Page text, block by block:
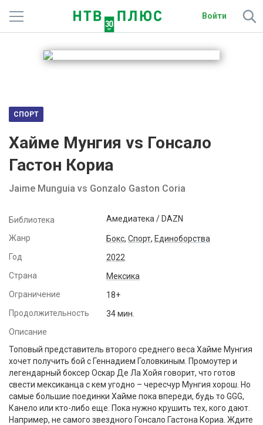
Войти
Телеканалы
Радио
Спутниковым абонентам
Активировать промокод
СПОРТ
Хайме Мунгия vs Гонсало
Гастон Кориа
Jaime Munguia vs Gonzalo Gaston Coria
Библиотека Амедиатека / DAZN
Жанр Бокс, Спорт, Единоборства
Год
2022
Страна
Мексика
Ограничение
18+
Продолжительность
34 мин.
Описание
Топовый представитель второго среднего веса Хайме Мунгия
хочет получить бой с Геннадием Головкиным. Промоутер и
легендарный боксер Оскар Де Ла Хойя говорит, что готов
свести мексиканца с кем угодно – чересчур Мунгия хорош. Но
самые большие поединки Хайме пока впереди, будь то GGG,
Канело или кто-либо еще. Пока нужно крушить тех, кого дают.
Например, не самого звездного Гонсало Гастона Кориа. Ждите